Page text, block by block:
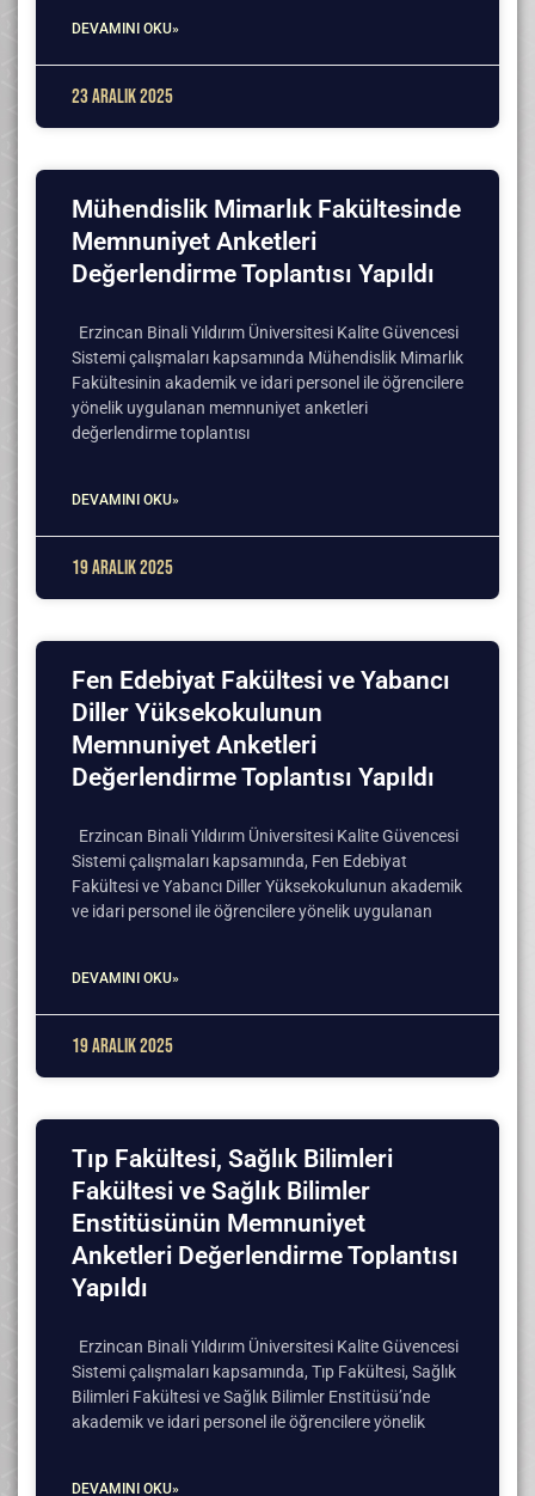
DEVAMINI OKU»
23 Aralık 2025
Mühendislik Mimarlık Fakültesinde
Memnuniyet Anketleri
Değerlendirme Toplantısı Yapıldı
Erzincan Binali Yıldırım Üniversitesi Kalite Güvencesi
Sistemi çalışmaları kapsamında Mühendislik Mimarlık
Fakültesinin akademik ve idari personel ile öğrencilere
yönelik uygulanan memnuniyet anketleri
değerlendirme toplantısı
DEVAMINI OKU»
19 Aralık 2025
Fen Edebiyat Fakültesi ve Yabancı
Diller Yüksekokulunun
Memnuniyet Anketleri
Değerlendirme Toplantısı Yapıldı
Erzincan Binali Yıldırım Üniversitesi Kalite Güvencesi
Sistemi çalışmaları kapsamında, Fen Edebiyat
Fakültesi ve Yabancı Diller Yüksekokulunun akademik
ve idari personel ile öğrencilere yönelik uygulanan
DEVAMINI OKU»
19 Aralık 2025
Tıp Fakültesi, Sağlık Bilimleri
Fakültesi ve Sağlık Bilimler
Enstitüsünün Memnuniyet
Anketleri Değerlendirme Toplantısı
Yapıldı
Erzincan Binali Yıldırım Üniversitesi Kalite Güvencesi
Sistemi çalışmaları kapsamında, Tıp Fakültesi, Sağlık
Bilimleri Fakültesi ve Sağlık Bilimler Enstitüsü’nde
akademik ve idari personel ile öğrencilere yönelik
DEVAMINI OKU»